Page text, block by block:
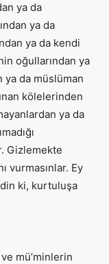
ya da
ya da
ya da kendi
oğullarından ya
ya da müslüman
kölelerinden
ya da
Gizlemekte
vurmasınlar. Ey
ki, kurtuluşa
ve mü’minlerin